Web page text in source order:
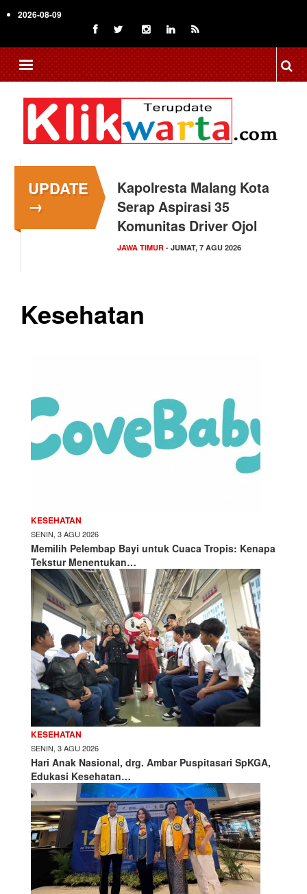
to
content
2026-08-09
UPDATE
→
Kapolresta Malang Kota
Serap Aspirasi 35
Komunitas Driver Ojol
JAWA TIMUR - JUMAT, 7 AGU 2026
Kesehatan
KESEHATAN
SENIN, 3 AGU 2026
Memilih Pelembap Bayi untuk Cuaca Tropis: Kenapa
Tekstur Menentukan…
KESEHATAN
SENIN, 3 AGU 2026
Hari Anak Nasional, drg. Ambar Puspitasari SpKGA,
Edukasi Kesehatan…